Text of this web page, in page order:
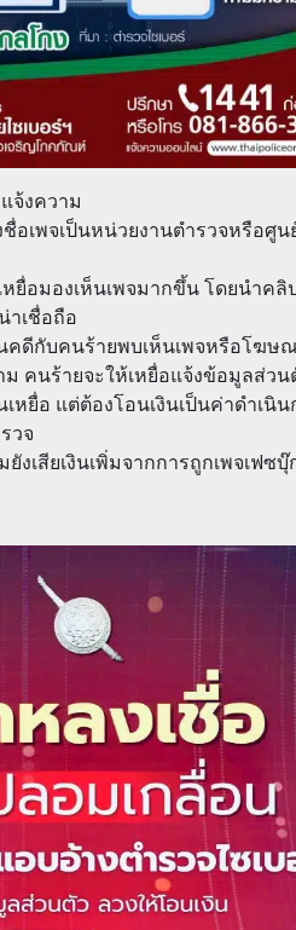
จ้งความ
เพจเป็นหน่วยงานตำรวจหรือศูน
อมองเห็นเพจมากขึ้น โดยนำคลิ
าเชื่อถือ
ดีกับคนร้ายพบเห็นเพจหรือโฆษ
คนร้ายจะให้เหยื่อแจ้งข้อมูลส่ว
เหยื่อ แต่ต้องโอนเงินเป็นค่าดำเ
วจ
งเสียเงินเพิ่มจากการถูกเพจเฟ